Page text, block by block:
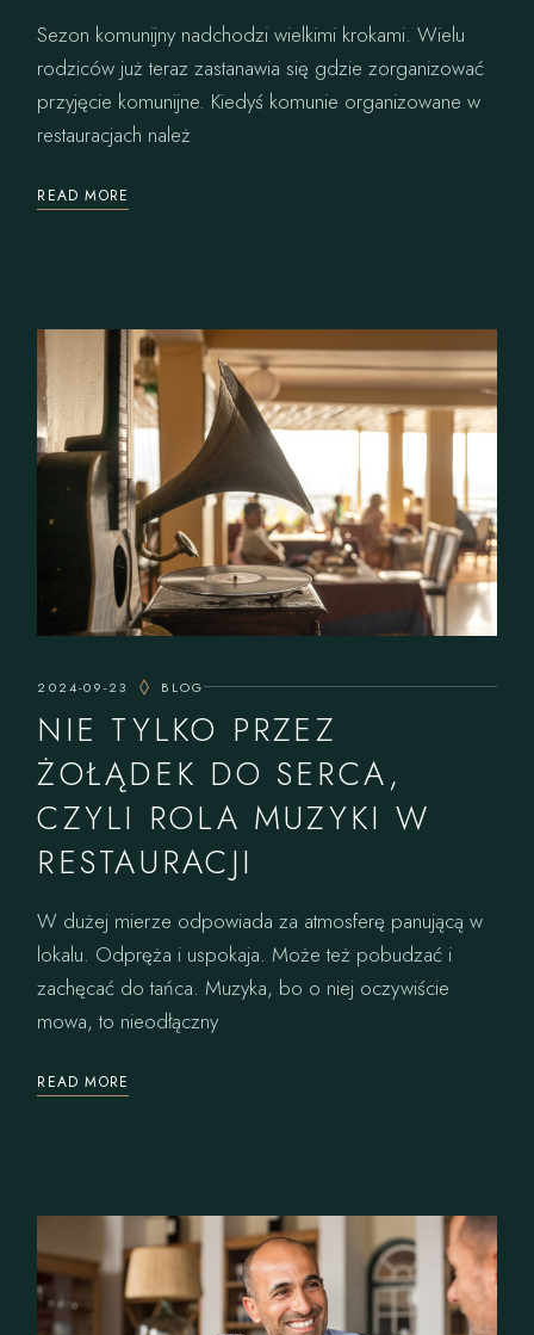
Sezon komunijny nadchodzi wielkimi krokami. Wielu
rodziców już teraz zastanawia się gdzie zorganizować
przyjęcie komunijne. Kiedyś komunie organizowane w
restauracjach należ
READ MORE
2024-09-23 BLOG
NIE TYLKO PRZEZ
ŻOŁĄDEK DO SERCA,
CZYLI ROLA MUZYKI W
RESTAURACJI
W dużej mierze odpowiada za atmosferę panującą w
lokalu. Odpręża i uspokaja. Może też pobudzać i
zachęcać do tańca. Muzyka, bo o niej oczywiście
mowa, to nieodłączny
READ MORE